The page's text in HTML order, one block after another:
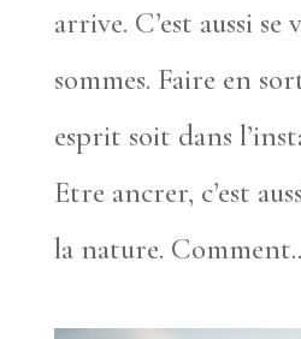
arrive. C’est aussi
sommes. Faire en
esprit soit dans
Etre ancrer, c’est
la nature.